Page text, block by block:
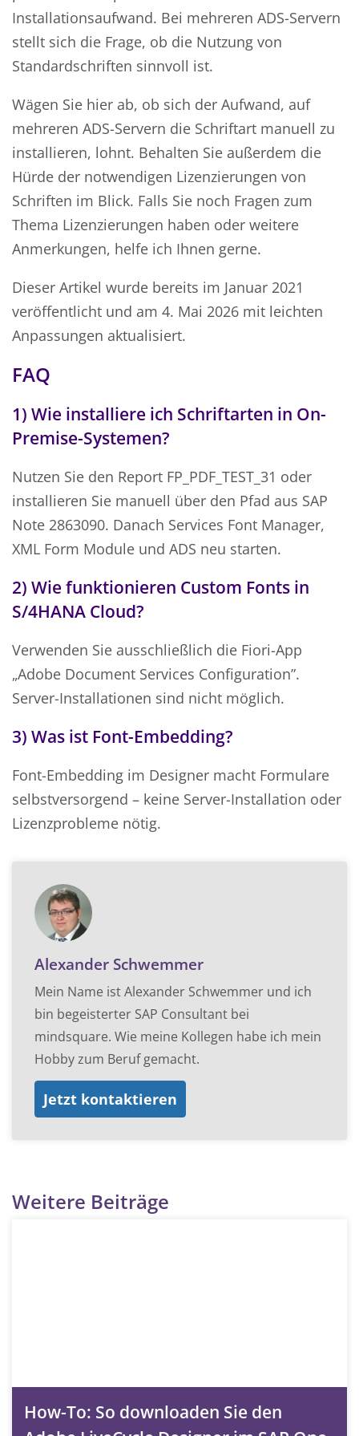
Installationsaufwand. Bei mehreren ADS-Servern
stellt sich die Frage, ob die Nutzung von
Standardschriften sinnvoll ist.
Wägen Sie hier ab, ob sich der Aufwand, auf
mehreren ADS-Servern die Schriftart manuell zu
installieren, lohnt. Behalten Sie außerdem die
Hürde der notwendigen Lizenzierungen von
Schriften im Blick. Falls Sie noch Fragen zum
Thema Lizenzierungen haben oder weitere
Anmerkungen, helfe ich Ihnen gerne.
Dieser Artikel wurde bereits im Januar 2021
veröffentlicht und am 4. Mai 2026 mit leichten
Anpassungen aktualisiert.
FAQ
1) Wie installiere ich Schriftarten in On-
Premise-Systemen?
Nutzen Sie den Report FP_PDF_TEST_31 oder
installieren Sie manuell über den Pfad aus SAP
Note 2863090. Danach Services Font Manager,
XML Form Module und ADS neu starten.
2) Wie funktionieren Custom Fonts in
S/4HANA Cloud?
Verwenden Sie ausschließlich die Fiori-App
„Adobe Document Services Configuration”.
Server-Installationen sind nicht möglich.
3) Was ist Font-Embedding?
Font-Embedding im Designer macht Formulare
selbstversorgend – keine Server-Installation oder
Lizenzprobleme nötig.
Alexander Schwemmer
Mein Name ist Alexander Schwemmer und ich
bin begeisterter SAP Consultant bei
mindsquare. Wie meine Kollegen habe ich mein
Hobby zum Beruf gemacht.
Jetzt kontaktieren
Weitere Beiträge
How-To: So downloaden Sie den